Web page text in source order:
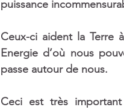
puissance
Ceux-ci aident la Terre
Energie d’où nous
passe autour de nous.
Ceci est très